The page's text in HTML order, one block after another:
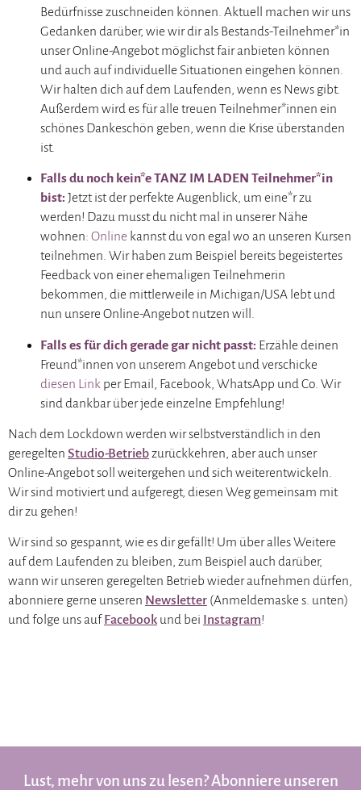
Bedürfnisse zuschneiden können. Aktuell machen wir uns
Gedanken darüber, wie wir dir als Bestands-Teilnehmer*in
unser Online-Angebot möglichst fair anbieten können
und auch auf individuelle Situationen eingehen können.
Wir halten dich auf dem Laufenden, wenn es News gibt.
Außerdem wird es für alle treuen Teilnehmer*innen ein
schönes Dankeschön geben, wenn die Krise überstanden
ist.
Falls du noch kein*e TANZ IM LADEN Teilnehmer*in
bist: Jetzt ist der perfekte Augenblick, um eine*r zu
werden! Dazu musst du nicht mal in unserer Nähe
wohnen: Online kannst du von egal wo an unseren Kursen
teilnehmen. Wir haben zum Beispiel bereits begeistertes
Feedback von einer ehemaligen Teilnehmerin
bekommen, die mittlerweile in Michigan/USA lebt und
nun unsere Online-Angebot nutzen will.
Falls es für dich gerade gar nicht passt: Erzähle deinen
Freund*innen von unserem Angebot und verschicke
diesen Link per Email, Facebook, WhatsApp und Co. Wir
sind dankbar über jede einzelne Empfehlung!
Nach dem Lockdown werden wir selbstverständlich in den
geregelten Studio-Betriebzurückkehren, aber auch unser
Online-Angebot soll weitergehen und sich weiterentwickeln.
Wir sind motiviert und aufgeregt, diesen Weg gemeinsam mit
dir zu gehen!
Wir sind so gespannt, wie es dir gefällt! Um über alles Weitere
auf dem Laufenden zu bleiben, zum Beispiel auch darüber,
wann wir unseren geregelten Betrieb wieder aufnehmen dürfen,
abonniere gerne unseren Newsletter (Anmeldemaske s. unten)
und folge uns aufFacebook und bei Instagram!
Lust, mehr von uns zu lesen? Abonniere unseren